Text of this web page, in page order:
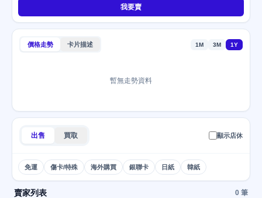
我要賣
價格走勢 卡片描述 1M 3M 1Y
暫無走勢資料
出售 買取 顯示店休
免運 傷卡/特殊 海外購買 銀聯卡 日紙 韓紙
賣家列表 0 筆